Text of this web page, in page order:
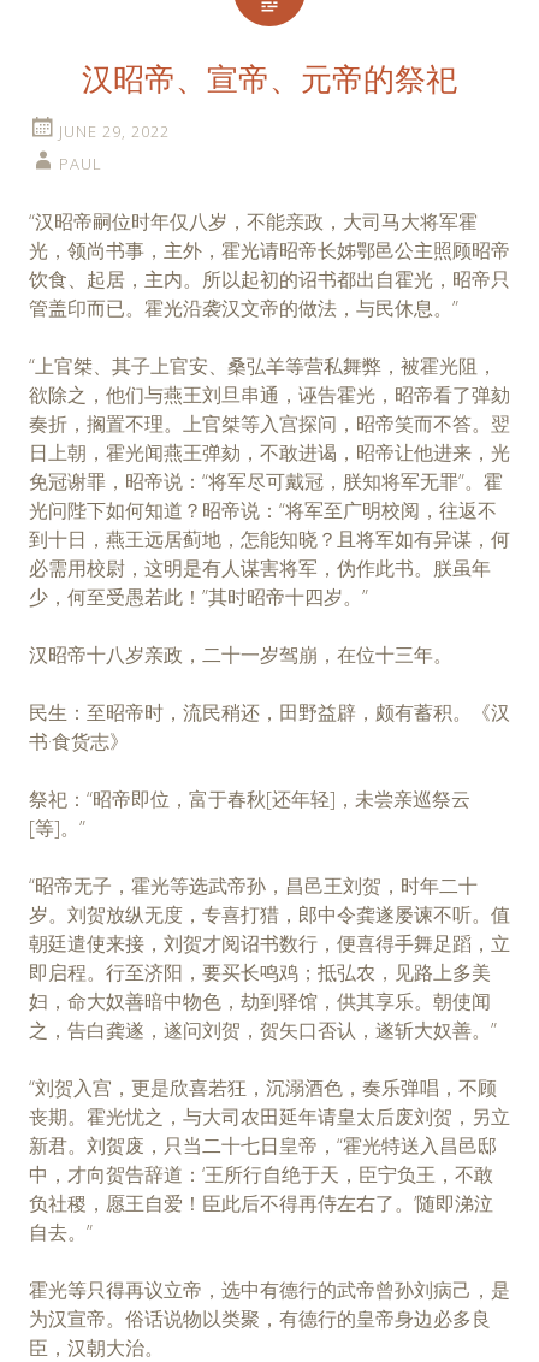
汉昭帝、宣帝、元帝的祭祀
JUNE 29, 2022
PAUL
“汉昭帝嗣位时年仅八岁，不能亲政，大司马大将军霍
光，领尚书事，主外，霍光请昭帝长姊鄂邑公主照顾昭帝
饮食、起居，主内。所以起初的诏书都出自霍光，昭帝只
管盖印而已。霍光沿袭汉文帝的做法，与民休息。”
“上官桀、其子上官安、桑弘羊等营私舞弊，被霍光阻，
欲除之，他们与燕王刘旦串通，诬告霍光，昭帝看了弹劾
奏折，搁置不理。上官桀等入宫探问，昭帝笑而不答。翌
日上朝，霍光闻燕王弹劾，不敢进谒，昭帝让他进来，光
免冠谢罪，昭帝说：“将军尽可戴冠，朕知将军无罪”。霍
光问陛下如何知道？昭帝说：“将军至广明校阅，往返不
到十日，燕王远居蓟地，怎能知晓？且将军如有异谋，何
必需用校尉，这明是有人谋害将军，伪作此书。朕虽年
少，何至受愚若此！”其时昭帝十四岁。”
汉昭帝十八岁亲政，二十一岁驾崩，在位十三年。
民生：至昭帝时，流民稍还，田野益辟，颇有蓄积。《汉
书·食货志》
祭祀：“昭帝即位，富于春秋[还年轻]，未尝亲巡祭云
[等]。”
“昭帝无子，霍光等选武帝孙，昌邑王刘贺，时年二十
岁。刘贺放纵无度，专喜打猎，郎中令龚遂屡谏不听。值
朝廷遣使来接，刘贺才阅诏书数行，便喜得手舞足蹈，立
即启程。行至济阳，要买长鸣鸡；抵弘农，见路上多美
妇，命大奴善暗中物色，劫到驿馆，供其享乐。朝使闻
之，告白龚遂，遂问刘贺，贺矢口否认，遂斩大奴善。”
“刘贺入宫，更是欣喜若狂，沉溺酒色，奏乐弹唱，不顾
丧期。霍光忧之，与大司农田延年请皇太后废刘贺，另立
新君。刘贺废，只当二十七日皇帝，“霍光特送入昌邑邸
中，才向贺告辞道：‘王所行自绝于天，臣宁负王，不敢
负社稷，愿王自爱！臣此后不得再侍左右了。’随即涕泣
自去。”
霍光等只得再议立帝，选中有德行的武帝曾孙刘病己，是
为汉宣帝。俗话说物以类聚，有德行的皇帝身边必多良
臣，汉朝大治。